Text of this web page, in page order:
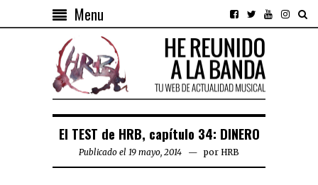
Menu
El TEST de HRB, capítulo 34: DINERO
Publicado el 19 mayo, 2014 por HRB